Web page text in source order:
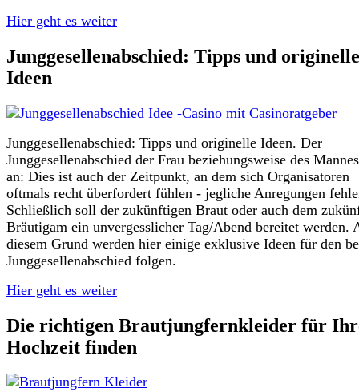
Hier geht es weiter
Junggesellenabschied: Tipps und originelle
Ideen
Junggesellenabschied: Tipps und originelle Ideen. Der
Junggesellenabschied der Frau beziehungsweise des
an: Dies ist auch der Zeitpunkt, an dem sich Organisatoren
oftmals recht überfordert fühlen - jegliche Anregungen
Schließlich soll der zukünftigen Braut oder auch dem
Bräutigam ein unvergesslicher Tag/Abend bereitet werden.
diesem Grund werden hier einige exklusive Ideen für den
Junggesellenabschied folgen.
Hier geht es weiter
Die richtigen Brautjungfernkleider für
Hochzeit finden